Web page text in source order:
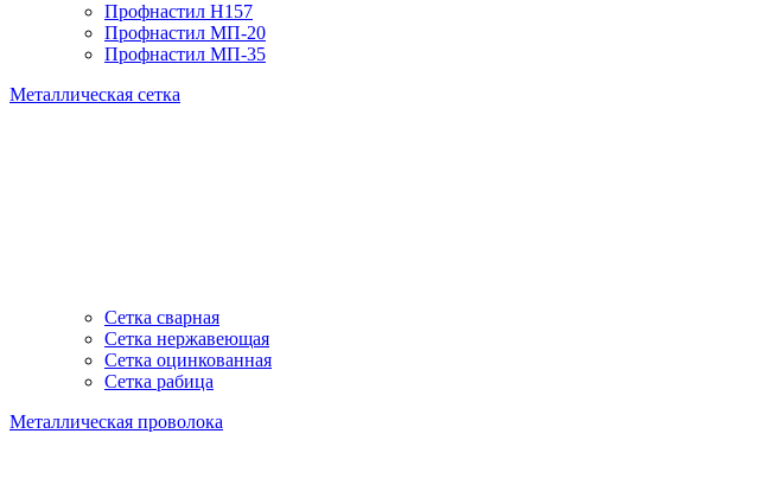
Профнастил H157
Профнастил МП-20
Профнастил МП-35
Металлическая сетка
Сетка сварная
Сетка нержавеющая
Сетка оцинкованная
Сетка рабица
Металлическая проволока